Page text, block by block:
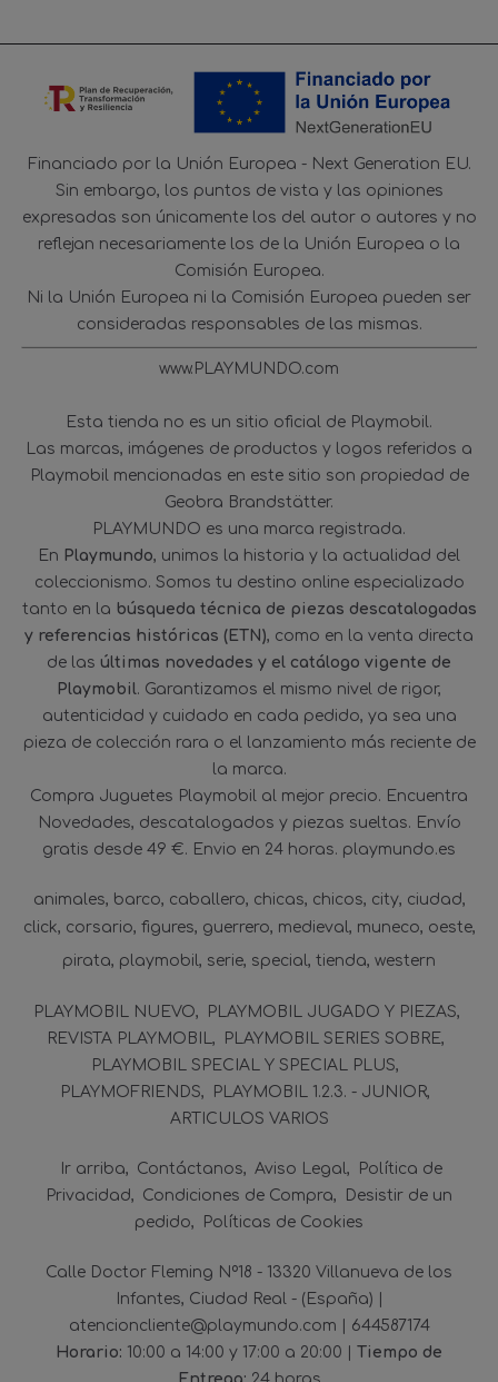
Financiado por la Unión Europea - Next Generation EU.
Sin embargo, los puntos de vista y las opiniones
expresadas son únicamente los del autor o autores y no
reflejan necesariamente los de la Unión Europea o la
Comisión Europea.
Ni la Unión Europea ni la Comisión Europea pueden ser
consideradas responsables de las mismas.
www.PLAYMUNDO.com
Esta tienda no es un sitio oficial de Playmobil.
Las marcas, imágenes de productos y logos referidos a
Playmobil mencionadas en este sitio son propiedad de
Geobra Brandstätter.
PLAYMUNDO es una marca registrada.
En Playmundo, unimos la historia y la actualidad del
coleccionismo. Somos tu destino online especializado
tanto en la búsqueda técnica de piezas descatalogadas
y referencias históricas (ETN), como en la venta directa
de las últimas novedades y el catálogo vigente de
Playmobil. Garantizamos el mismo nivel de rigor,
autenticidad y cuidado en cada pedido, ya sea una
pieza de colección rara o el lanzamiento más reciente de
la marca.
Compra Juguetes Playmobil al mejor precio. Encuentra
Novedades, descatalogados y piezas sueltas. Envío
gratis desde 49 €. Envio en 24 horas. playmundo.es
animales barco caballero chicas chicos city ciudad
click corsario figures guerrero medieval muneco oeste
pirata playmobil serie special tienda western
PLAYMOBIL NUEVO
PLAYMOBIL JUGADO Y PIEZAS
REVISTA PLAYMOBIL
PLAYMOBIL SERIES SOBRE
PLAYMOBIL SPECIAL Y SPECIAL PLUS
PLAYMOFRIENDS
PLAYMOBIL 1.2.3. - JUNIOR
ARTICULOS VARIOS
Ir arriba Contáctanos Aviso Legal
Política de
Privacidad
Condiciones de Compra
Desistir de un
pedido
Políticas de Cookies
Calle Doctor Fleming Nº18 - 13320 Villanueva de los
Infantes, Ciudad Real - (España) |
atencioncliente@playmundo.com | 644587174
Horario: 10:00 a 14:00 y 17:00 a 20:00 | Tiempo de